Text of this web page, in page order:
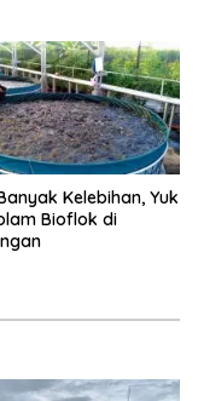
Kelebihan, Yuk
Bioflok di